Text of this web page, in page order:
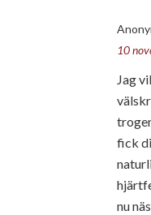
10
Jag
fick
nu